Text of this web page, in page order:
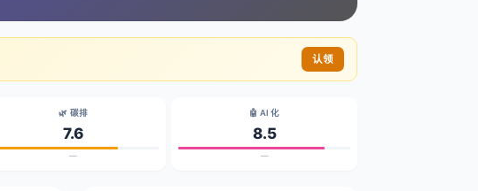
认领
🌿 碳排
7.6
—
🤖 AI 化
8.5
—